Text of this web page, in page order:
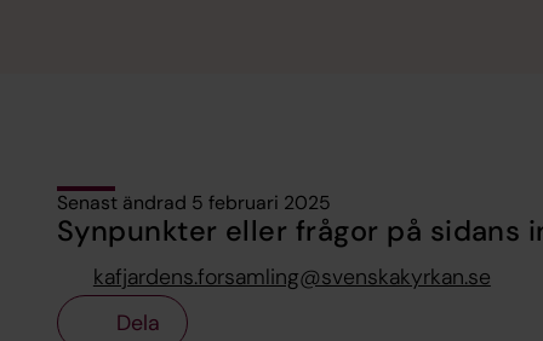
Senast ändrad 5 februari 2025
Synpunkter eller frågor på sidans
kafjardens.forsamling@svenskakyrkan.se
Dela